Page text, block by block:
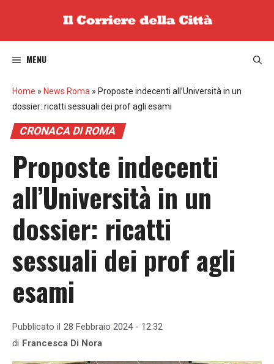
MENU
Home » News Roma » Proposte indecenti all’Università in un
dossier: ricatti sessuali dei prof agli esami
CRONACA DI ROMA
Proposte indecenti
all’Università in un
dossier: ricatti
sessuali dei prof agli
esami
Pubblicato il 28 Febbraio 2024 - 12:32
di Francesca Di Nora